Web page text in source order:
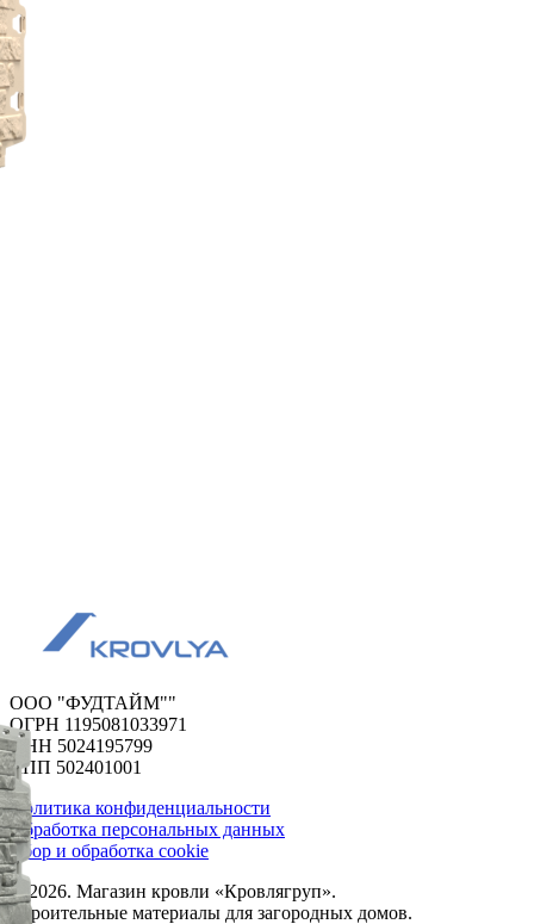
ООО "ФУДТАЙМ""
ОГРН 1195081033971
ИНН 5024195799
КПП 502401001
Политика конфиденциальности
Обработка персональных данных
Сбор и обработка cookie
© 2026. Магазин кровли «Кровлягруп».
Строительные материалы для загородных домов.